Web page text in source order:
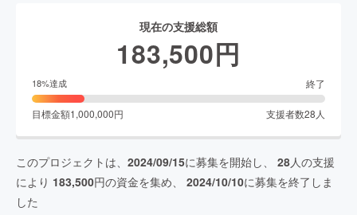
現在の支援総額
183,500円
18%達成 終了
目標金額1,000,000円 支援者数28 人
このプロジェクトは、 2024/09/15に募集を開始し、 28人の支援
により 183,500円の資金を集め、 2024/10/10に募集を終了しま
した